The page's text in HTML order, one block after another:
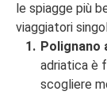
le spiagge più
viaggiatori
Polignano
adriatica è
scogliere